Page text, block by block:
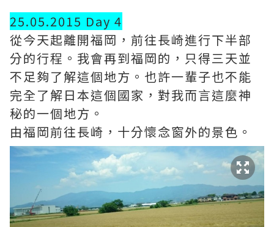
25.05.2015 Day 4
從今天起離開福岡，前往長崎進行下半部
分的行程。我會再到福岡的，只得三天並
不足夠了解這個地方。也許一輩子也不能
完全了解日本這個國家，對我而言這麼神
秘的一個地方。
由福岡前往長崎，十分懷念窗外的景色。